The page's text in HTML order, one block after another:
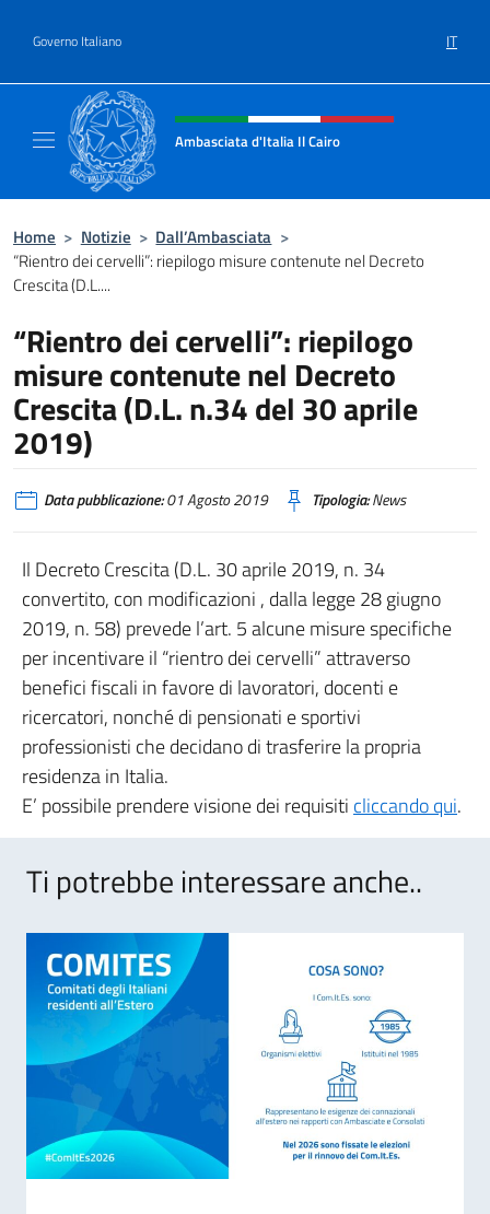
Governo Italiano IT
Intestazione sito, social e menù
Ambasciata d'Italia Il Cairo
Home > Notizie > Dall’Ambasciata >
“Rientro dei cervelli”: riepilogo misure contenute nel Decreto
Crescita (D.L....
“Rientro dei cervelli”: riepilogo
misure contenute nel Decreto
Crescita (D.L. n.34 del 30 aprile
2019)
Data pubblicazione:01 Agosto 2019 Tipologia:News
Il Decreto Crescita (D.L. 30 aprile 2019, n. 34
convertito, con modificazioni , dalla legge 28 giugno
2019, n. 58) prevede l’art. 5 alcune misure specifiche
per incentivare il “rientro dei cervelli” attraverso
benefici fiscali in favore di lavoratori, docenti e
ricercatori, nonché di pensionati e sportivi
professionisti che decidano di trasferire la propria
residenza in Italia.
E’ possibile prendere visione dei requisiti cliccando qui.
Ti potrebbe interessare anche..